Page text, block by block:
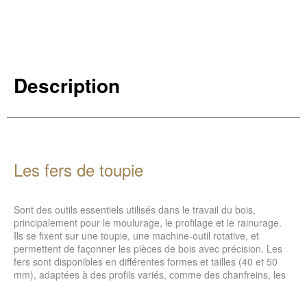
Description
Les fers de toupie
Sont des outils essentiels utilisés dans le travail du bois,
principalement pour le moulurage, le profilage et le rainurage.
Ils se fixent sur une toupie, une machine-outil rotative, et
permettent de façonner les pièces de bois avec précision. Les
fers sont disponibles en différentes formes et tailles (40 et 50
mm), adaptées à des profils variés, comme des chanfreins, les